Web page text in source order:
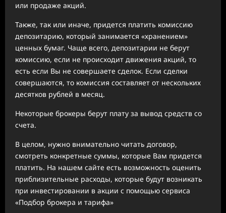
или продаже акций.
Также, так или иначе, придется платить комиссию
депозитарию, который занимается «хранением»
ценных бумаг. Чаще всего, депозитарии не берут
комиссию, если не происходит движения акций, то
есть если Вы не совершаете сделок. Если сделки
совершаются, то комиссия составляет от нескольких
десятков рублей в месяц.
Некоторые брокеры берут плату за вывод средств со
счета.
В целом, нужно внимательно читать договор,
смотреть конкретные суммы, которые Вам придется
платить. На нашем сайте есть возможность оценить
приблизительные расходы, которые будут возникать
при инвестировании в акции с помощью сервиса
«Подбор брокера и тарифа»